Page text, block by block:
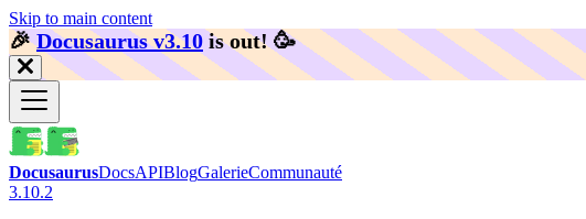
Skip to main content
🎉️Docusaurus v3.10 is out! 🥳️
DocusaurusDocsAPIBlogGalerieCommunauté
3.10.2